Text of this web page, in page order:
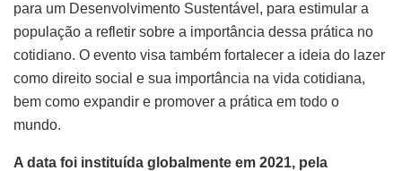
para um Desenvolvimento Sustentável, para estimular a
população a refletir sobre a importância dessa prática no
cotidiano. O evento visa também fortalecer a ideia do lazer
como direito social e sua importância na vida cotidiana,
bem como expandir e promover a prática em todo o
mundo.
A data foi instituída globalmente em 2021, pela